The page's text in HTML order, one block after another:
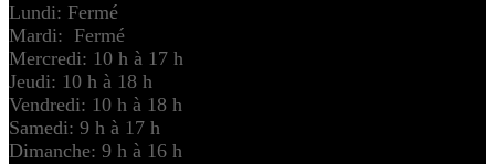
Lundi: Fermé
Mardi: Fermé
Mercredi: 10 h à 17 h
Jeudi: 10 h à 18 h
Vendredi: 10 h à 18 h
Samedi: 9 h à 17 h
Dimanche: 9 h à 16 h